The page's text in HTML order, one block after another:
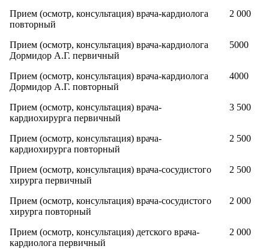
Прием (осмотр, консультация) врача-кардиолога
повторный
2 000
Прием (осмотр, консультация) врача-кардиолога
Дормидор А.Г. первичный
5000
Прием (осмотр, консультация) врача-кардиолога
Дормидор А.Г. повторный
4000
Прием (осмотр, консультация) врача-
кардиохирурга первичный
3 500
Прием (осмотр, консультация) врача-
кардиохирурга повторный
2 500
Прием (осмотр, консультация) врача-сосудистого
хирурга первичный
2 500
Прием (осмотр, консультация) врача-сосудистого
хирурга повторный
2 000
Прием (осмотр, консультация) детского врача-
кардиолога первичный
2 000